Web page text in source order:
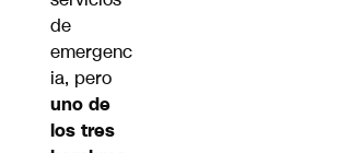
de
emergenc
ia, pero
uno de
los tres